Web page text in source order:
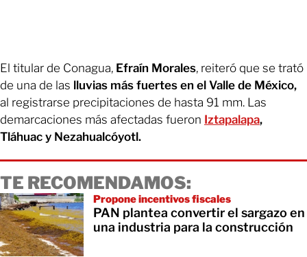
El titular de Conagua, Efraín Morales, reiteró que se trató
de una de las lluvias más fuertes en el Valle de México,
al registrarse precipitaciones de hasta 91 mm. Las
demarcaciones más afectadas fueron Iztapalapa,
Tláhuac y Nezahualcóyotl.
TE RECOMENDAMOS:
Propone incentivos fiscales
PAN plantea convertir el sargazo en
una industria para la construcción